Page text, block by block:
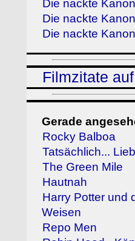
Die nackte
Die nackte
Die nackte
Filmzitate
Gerade
Rocky Balboa
Tatsächlich...
The Green Mile
Hautnah
Harry Potter und
Weisen
Repo Men